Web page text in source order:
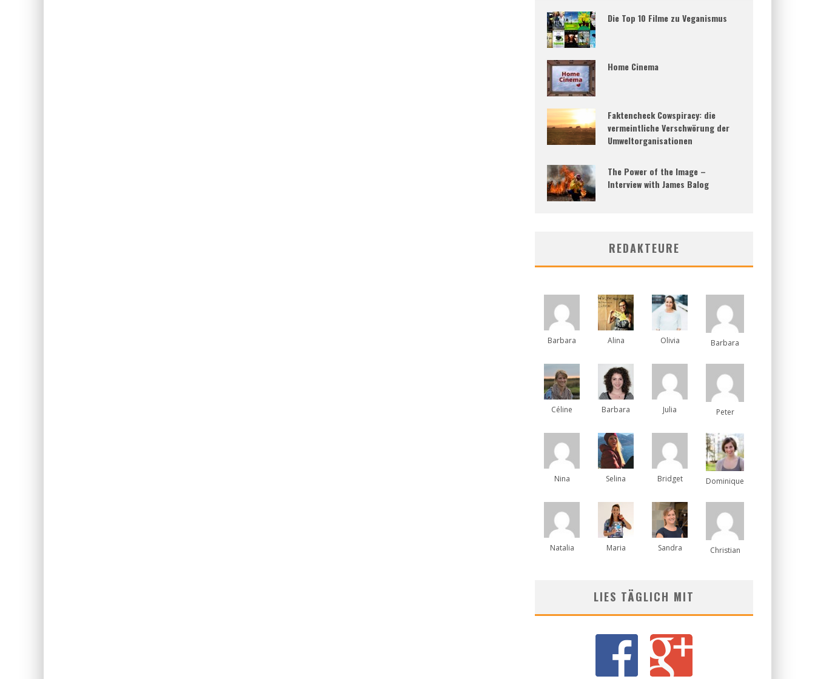
Die Top 10 Filme zu Veganismus
Home Cinema
Faktencheck Cowspiracy: die
vermeintliche Verschwörung der
Umweltorganisationen
The Power of the Image –
Interview with James Balog
REDAKTEURE
Barbara Alina Olivia Barbara
Céline Barbara Julia Peter
Nina Selina Bridget Dominique
Natalia Maria Sandra Christian
LIES TÄGLICH MIT